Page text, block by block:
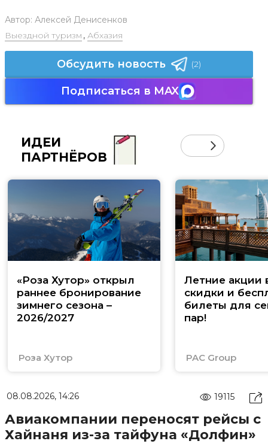
Автор: Алексей Денисенков
Выездной туризм , Абхазия
Обсудить новость (2)
Подписаться в MAX
ИДЕИ
ПАРТНЁРОВ
«Роза Хутор» открыл
раннее бронирование
зимнего сезона –
2026/2027
Роза Хутор
Летние акции
скидки и
билеты для
пар!
PAC Group
08.08.2026, 14:26 19115
Авиакомпании переносят рейсы с
Хайнаня из-за тайфуна «Долфин»